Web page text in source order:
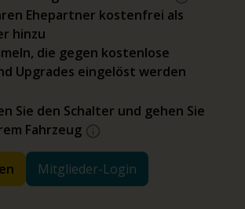
Ehepartner kostenfrei als
hinzu
die gegen kostenlose
Upgrades eingelöst werden
Sie den Schalter und gehen Sie
Fahrzeug
Mitglieder-Login